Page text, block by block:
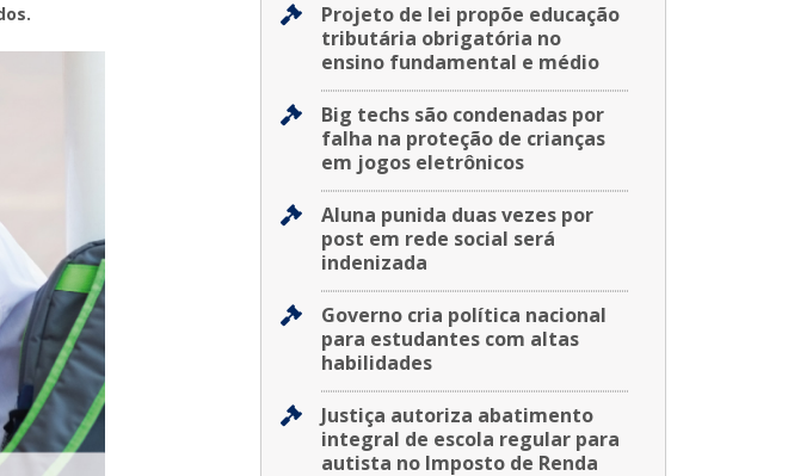
Projeto de lei propõe educação
tributária obrigatória no
ensino fundamental e médio
Big techs são condenadas por
falha na proteção de crianças
em jogos eletrônicos
Aluna punida duas vezes por
post em rede social será
indenizada
Governo cria política nacional
para estudantes com altas
habilidades
Justiça autoriza abatimento
integral de escola regular para
autista no Imposto de Renda